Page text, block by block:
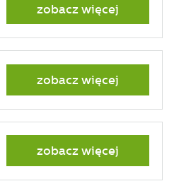
zobacz więcej
zobacz więcej
zobacz więcej